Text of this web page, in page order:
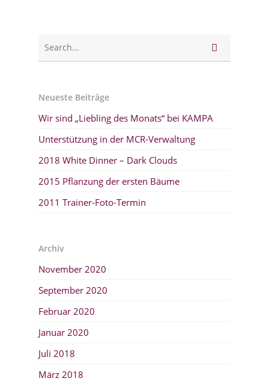
Neueste Beiträge
Wir sind „Liebling des Monats“ bei KAMPA
Unterstützung in der MCR-Verwaltung
2018 White Dinner – Dark Clouds
2015 Pflanzung der ersten Bäume
2011 Trainer-Foto-Termin
Archiv
November 2020
September 2020
Februar 2020
Januar 2020
Juli 2018
März 2018